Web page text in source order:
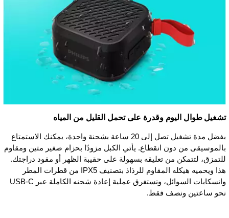
تشغيل طوال اليوم وقدرة على تحمل القليل من المياه
بفضل مدة تشغيل تصل إلى 20 ساعة بشحنة واحدة، يمكنك الاستمتاع
بالموسيقى من دون انقطاع. يأتي الكبل مزودًا بحزام صغير متين ومقاوم
للتمزق، لتتمكن من تعليقه بسهولة على حقيبة الظهر أو مقود دراجتك.
هذا ويحميه هيكله المقاوم للرذاذ بتصنيف IPX5 من قطرات المطر
وانسكابات السوائل، وتستغرق عملية إعادة شحنه الكاملة عبر USB-C
نحو ساعتين ونصف فقط.